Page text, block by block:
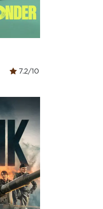
7.2/10